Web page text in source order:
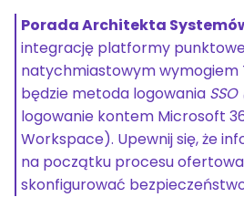
Porada Architekta
integrację platformy
natychmiastowym wymogiem
będzie metoda logowania
logowanie kontem Microsoft
Workspace). Upewnij się, że
na początku procesu
skonfigurować